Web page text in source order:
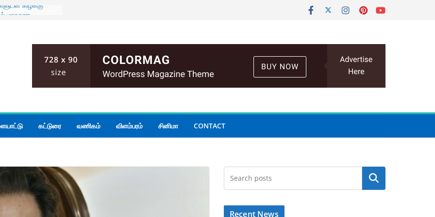
கிழக்கு
பதற்றம்;
மோதல்; இருவர்
அமைதியின்மை
கூடிய மழை
கட்டுரை வணிகம் விளம்பரம் சினிமா CONTACT
Search
Recent News